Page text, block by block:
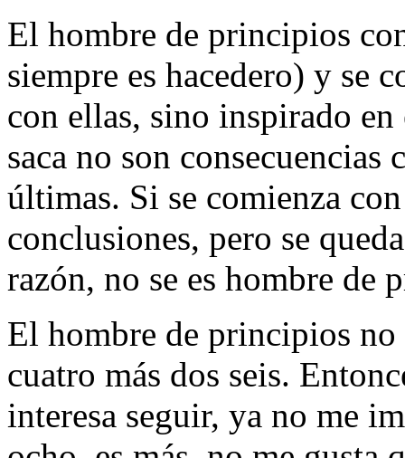
El hombre de principios
siempre es hacedero) y se
con ellas, sino inspirado en
saca no son consecuencias
últimas. Si se comienza
conclusiones, pero se
razón, no se es hombre de
El hombre de principios no
cuatro más dos seis.
interesa seguir, ya no me